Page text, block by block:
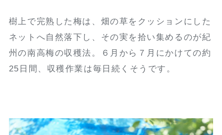
樹上で完熟した梅は、畑の草をクッションにした
ネットへ自然落下し、その実を拾い集めるのが紀
州の南高梅の収穫法。６月から７月にかけての約
25日間、収穫作業は毎日続くそうです。